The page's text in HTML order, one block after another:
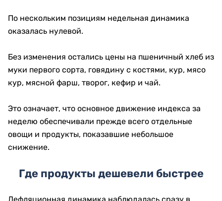
По нескольким позициям недельная динамика
оказалась нулевой.
Без изменения остались цены на пшеничный хлеб из
муки первого сорта, говядину с костями, кур, мясо
кур, мясной фарш, творог, кефир и чай.
Это означает, что основное движение индекса за
неделю обеспечивали прежде всего отдельные
овощи и продукты, показавшие небольшое
снижение.
Где продукты дешевели быстрее